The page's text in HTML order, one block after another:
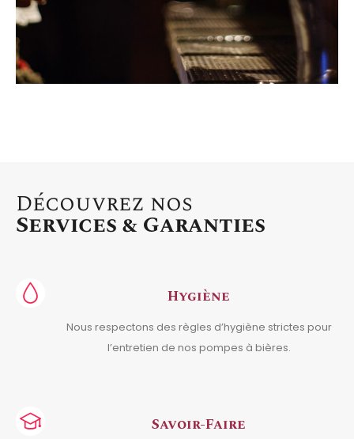
Découvrez nos
Services & Garanties
Hygiène
Nous respectons des règles d’hygiène strictes pour
l’entretien de nos pompes à bières.
Savoir-Faire